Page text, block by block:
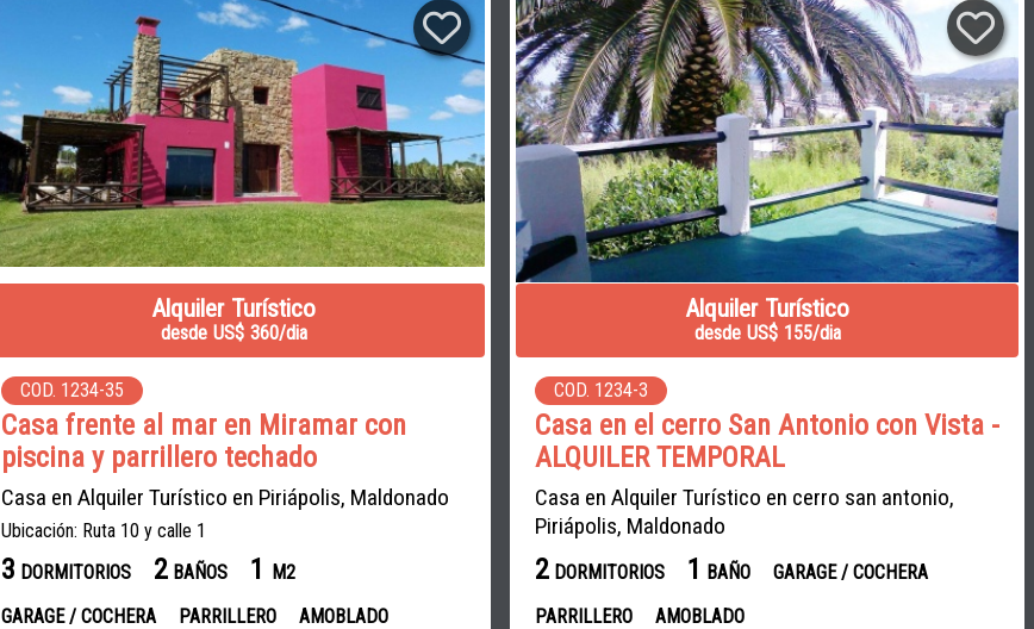
Alquiler Turístico
desde US$ 360/dia
COD. 1234-35
Casa frente al mar en Miramar con
piscina y parrillero techado
Casa en Alquiler Turístico en Piriápolis, Maldonado
Ubicación: Ruta 10 y calle 1
3 DORMITORIOS 2 BAÑOS 1
M2
GARAGE / COCHERA
PARRILLERO AMOBLADO
Alquiler Turístico
desde US$ 155/dia
COD. 1234-3
Casa en el cerro San Antonio con Vista -
ALQUILER TEMPORAL
Casa en Alquiler Turístico en cerro san antonio,
Piriápolis, Maldonado
2 DORMITORIOS 1 BAÑO
GARAGE / COCHERA
PARRILLERO
AMOBLADO